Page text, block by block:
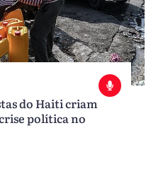
do Haiti criam
política no